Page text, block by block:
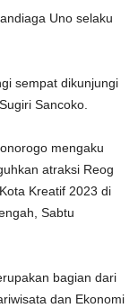
Uno selaku
sempat dikunjungi
Sancoko.
mengaku
atraksi Reog
Kreatif 2023 di
Sabtu
bagian dari
dan Ekonomi